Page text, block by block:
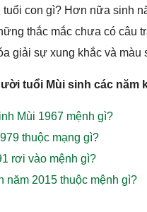
tuổi con gì? Hơn nữa sinh
thắc mắc chưa có câu
giải sự xung khắc và
tuổi Mùi sinh các năm
Mùi 1967 mệnh gì?
thuộc mạng gì?
rơi vào mệnh gì?
năm 2015 thuộc mệnh gì?